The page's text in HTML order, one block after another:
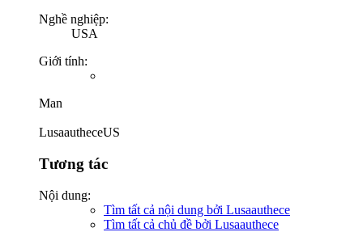
Nghề nghiệp:
USA
Giới tính:
Man
LusaautheceUS
Tương tác
Nội dung:
Tìm tất cả nội dung bởi Lusaauthece
Tìm tất cả chủ đề bởi Lusaauthece